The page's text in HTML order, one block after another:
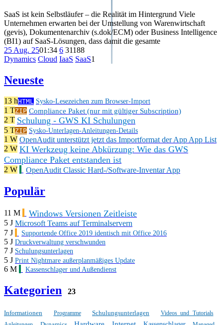
SaaS ist kein Selbstläufer – die Realität im Hintergrund Viele
Unternehmen erwarten bei der Umstellung von Warenwirtschaft
(gevis), Dokumentenarchiv (s.dok/ECM) oder Business Intelligence
(BI1) auf SaaS-Lösungen, dass damit die gesamte
25 Aug. 2501:34 6 31188
Dynamics Cloud IaaS SaaS1
Neueste
13 hHTML Sysko-Lesezeichen zum Browser-Import
1 TZIP Compliance Paket (nur mit gültiger Subscription)
2 T Schulung - GWS KI Schulungen
5 TZIP Sysko-Unterlagen-Anleitungen-Details
1 W OpenAudit unterstützt jetzt das Importformat der App App List
2 W KI Werkzeug keine Abkürzung: Wie das GWS
Compliance Paket entstanden ist
2 W OpenAudit Classic Hard-/Software-Inventar App
Populär
11 M Windows Versionen Zeitleiste
5 J Microsoft Teams auf Terminalservern
7 J
Supportende Office 2019 identisch mit Office 2016
5 J Druckverwaltung verschwunden
7 J Schulungsunterlagen
5 J Print Nightmare außerplanmäßiges Update
6 M Kassenschlager und Außendienst
Kategorien 23
Informationen Programme Schulungsunterlagen
Videos und Tutorials